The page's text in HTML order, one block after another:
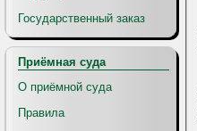
Государственный заказ
Приёмная суда
О приёмной суда
Правила